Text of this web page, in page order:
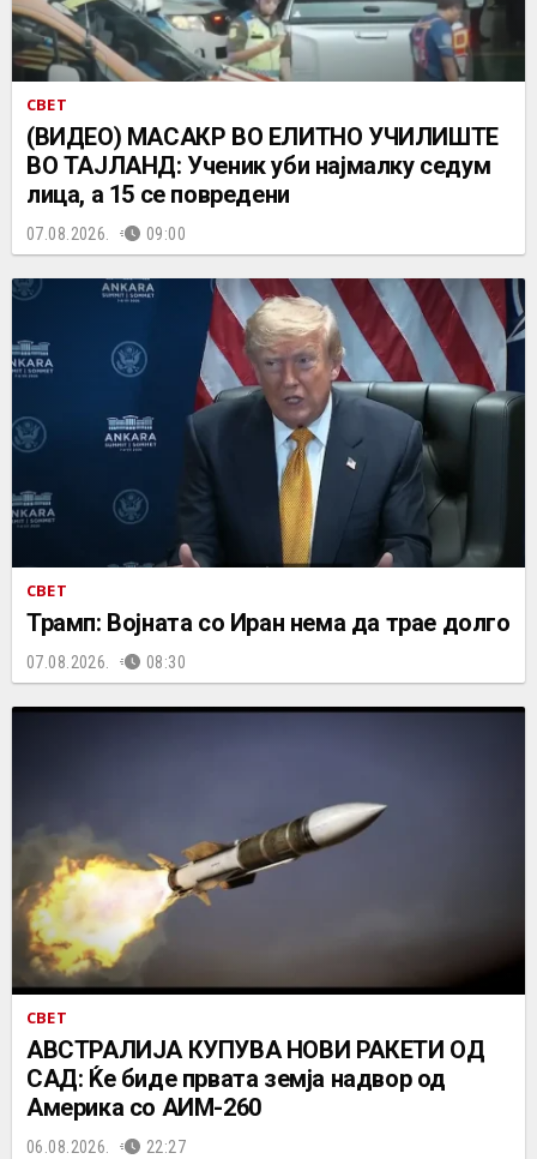
СВЕТ
(ВИДЕО) МАСАКР ВО ЕЛИТНО УЧИЛИШТЕ
ВО ТАЈЛАНД: Ученик уби најмалку седум
лица, а 15 се повредени
07.08.2026. 09:00
СВЕТ
Трамп: Војната со Иран нема да трае долго
07.08.2026. 08:30
СВЕТ
АВСТРАЛИЈА КУПУВА НОВИ РАКЕТИ ОД
САД: Ќе биде првата земја надвор од
Америка со АИМ-260
06.08.2026. 22:27